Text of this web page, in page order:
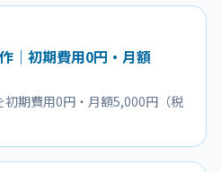
｜初期費用0円・月額
初期費用0円・月額5,000円（税